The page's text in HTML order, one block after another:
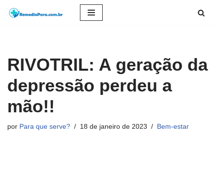
conteúdo
RIVOTRIL: A geração da
depressão perdeu a
mão!!
por Para que serve? 18 de janeiro de 2023 Bem-estar